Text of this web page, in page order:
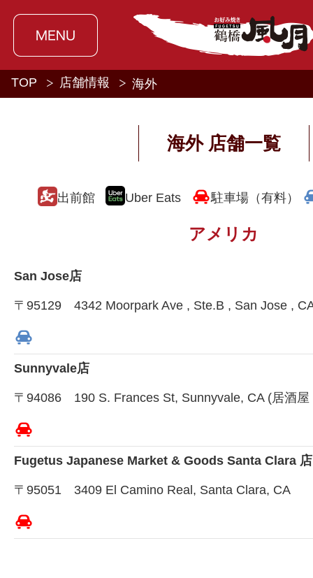
TOP 店舗情報 海外
海外 店舗一覧
出前館 Uber Eats 駐車場（有料）
アメリカ
San Jose店
〒95129 4342 Moorpark Ave , Ste.B , San Jose ,
Sunnyvale店
〒94086 190 S. Frances St, Sunnyvale, CA (居酒屋
Fugetus Japanese Market & Goods Santa Clara 店
〒95051 3409 El Camino Real, Santa Clara, CA